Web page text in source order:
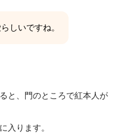
しいですね。
と、門のところで紅本人が
入ります。